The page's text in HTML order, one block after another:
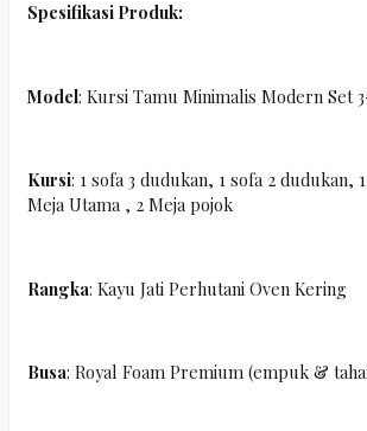
Spesifikasi Produk:
Model: Kursi Tamu Minimalis Modern Set
Kursi: 1 sofa 3 dudukan, 1 sofa 2 dudukan,
Meja Utama , 2 Meja pojok
Rangka: Kayu Jati Perhutani Oven Kering
Busa: Royal Foam Premium (empuk &